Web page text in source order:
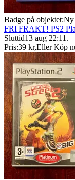
Badge på objektet:Ny
FRI FRAKT! PS2
Sluttid13 aug 22:11 .
Pris:39 kr,Eller Köp